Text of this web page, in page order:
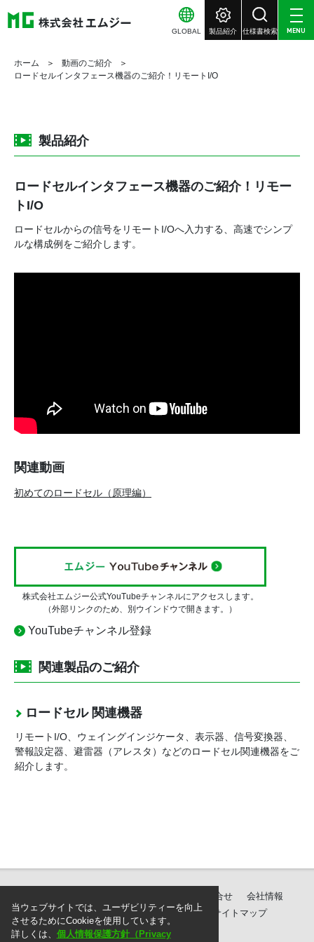
当ウェブサイトでは、ユーザビリティーを向上
させるためにCookieを使用しています。
詳しくは、 個人情報保護方針（Privacy
GLOBAL 製品紹介 仕様書検索 MENU
ホーム
動画のご紹介
ロードセルインタフェース機器のご紹介！リモートI/O
製品紹介
ロードセルインタフェース機器のご紹介！リモー
トI/O
ロードセルからの信号をリモートI/Oへ入力する、高速でシンプ
ルな構成例をご紹介します。
関連動画
初めてのロードセル（原理編）
株式会社エムジー公式YouTubeチャンネルにアクセスします。
（外部リンクのため、別ウインドウで開きます。）
YouTubeチャンネル登録
関連製品のご紹介
ロードセル 関連機器
リモートI/O、ウェイングインジケータ、表示器、信号変換器、
警報設定器、避雷器（アレスタ）などのロードセル関連機器をご
紹介します。
サポート・お問合せ
会社情報
個人情報保護方針
ご注文に際して サイトマップ